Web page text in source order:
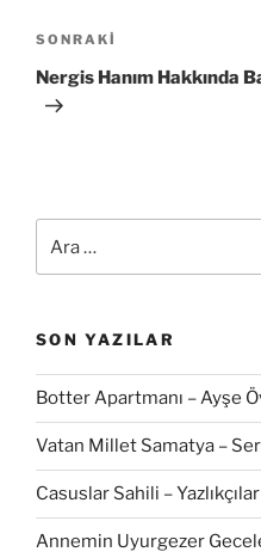
Sonraki
Yazı
SONRAKI
Nergis Hanım Hakkında
SON YAZILAR
Botter Apartmanı – Ayşe
Vatan Millet Samatya –
Casuslar Sahili –
Annemin Uyurgezer